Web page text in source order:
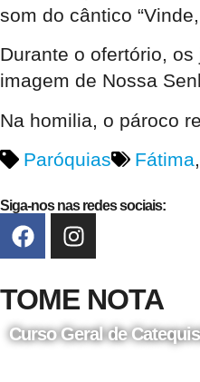
som do cântico
Durante o ofertório,
imagem de Nossa
Na homilia, o pároco
Paróquias
Fátima,
Siga-nos nas redes sociais:
TOME NOTA
Curso Geral de